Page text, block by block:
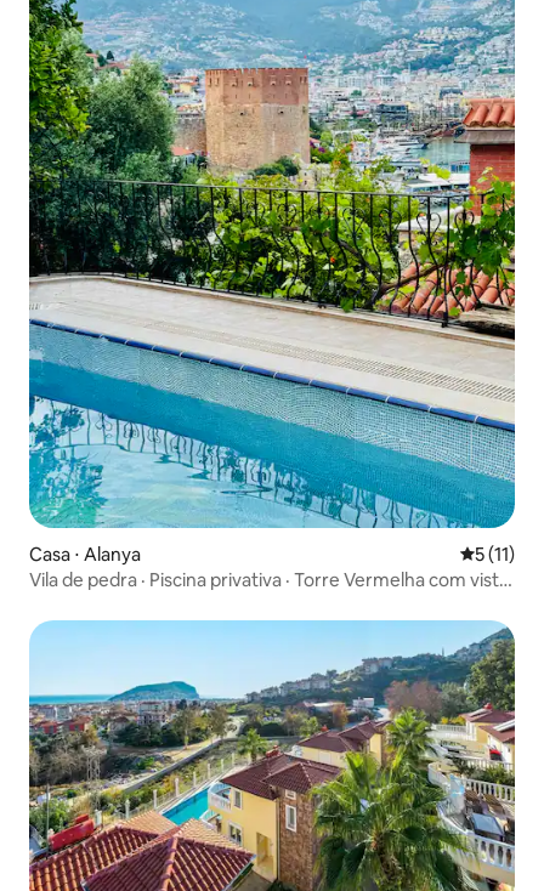
Casa ⋅ Alanya 5 de uma
5 (11)
Vila de pedra · Piscina privativa · Torre Vermelha com vista